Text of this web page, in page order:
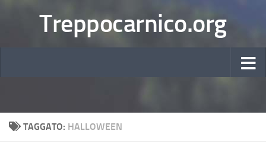
Treppocarnico.org
TAGGATO: HALLOWEEN